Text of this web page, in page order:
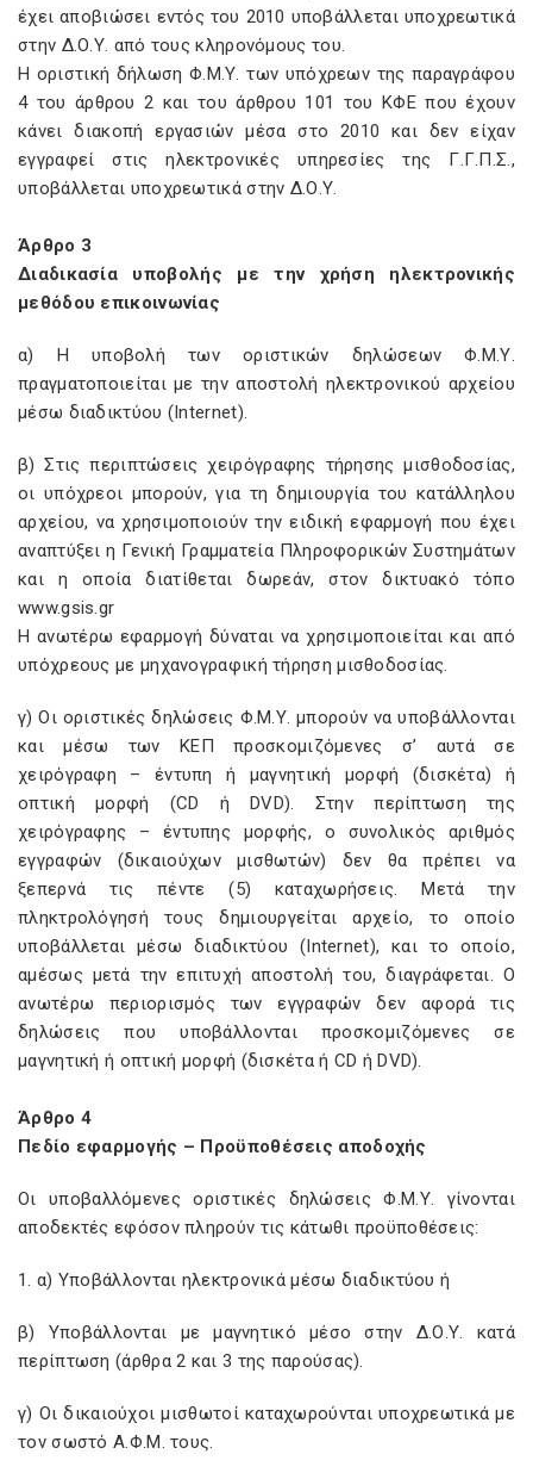
έχει αποβιώσει εντός του 2010 υποβάλλεται υποχρεωτικά
στην Δ.Ο.Υ. από τους κληρονόμους του.
Η οριστική δήλωση Φ.Μ.Υ. των υπόχρεων της παραγράφου
4 του άρθρου 2 και του άρθρου 101 του ΚΦΕ που έχουν
κάνει διακοπή εργασιών μέσα στο 2010 και δεν είχαν
εγγραφεί στις ηλεκτρονικές υπηρεσίες της Γ.Γ.Π.Σ.,
υποβάλλεται υποχρεωτικά στην Δ.Ο.Υ.
Άρθρο 3
Διαδικασία υποβολής με την χρήση ηλεκτρονικής
μεθόδου επικοινωνίας
α) Η υποβολή των οριστικών δηλώσεων Φ.Μ.Υ.
πραγματοποιείται με την αποστολή ηλεκτρονικού αρχείου
μέσω διαδικτύου (Internet).
β) Στις περιπτώσεις χειρόγραφης τήρησης μισθοδοσίας,
οι υπόχρεοι μπορούν, για τη δημιουργία του κατάλληλου
αρχείου, να χρησιμοποιούν την ειδική εφαρμογή που έχει
αναπτύξει η Γενική Γραμματεία Πληροφορικών Συστημάτων
και η οποία διατίθεται δωρεάν, στον δικτυακό τόπο
www.gsis.gr
Η ανωτέρω εφαρμογή δύναται να χρησιμοποιείται και από
υπόχρεους με μηχανογραφική τήρηση μισθοδοσίας.
γ) Οι οριστικές δηλώσεις Φ.Μ.Υ. μπορούν να υποβάλλονται
και μέσω των ΚΕΠ προσκομιζόμενες σ’ αυτά σε
χειρόγραφη – έντυπη ή μαγνητική μορφή (δισκέτα) ή
οπτική μορφή (CD ή DVD). Στην περίπτωση της
χειρόγραφης – έντυπης μορφής, ο συνολικός αριθμός
εγγραφών (δικαιούχων μισθωτών) δεν θα πρέπει να
ξεπερνά τις πέντε (5) καταχωρήσεις. Μετά την
πληκτρολόγησή τους δημιουργείται αρχείο, το οποίο
υποβάλλεται μέσω διαδικτύου (Internet), και το οποίο,
αμέσως μετά την επιτυχή αποστολή του, διαγράφεται. Ο
ανωτέρω περιορισμός των εγγραφών δεν αφορά τις
δηλώσεις που υποβάλλονται προσκομιζόμενες σε
μαγνητική ή οπτική μορφή (δισκέτα ή CD ή DVD).
Άρθρο 4
Πεδίο εφαρμογής – Προϋποθέσεις αποδοχής
Οι υποβαλλόμενες οριστικές δηλώσεις Φ.Μ.Υ. γίνονται
αποδεκτές εφόσον πληρούν τις κάτωθι προϋποθέσεις:
1. α) Υποβάλλονται ηλεκτρονικά μέσω διαδικτύου ή
β) Υποβάλλονται με μαγνητικό μέσο στην Δ.Ο.Υ. κατά
περίπτωση (άρθρα 2 και 3 της παρούσας).
γ) Οι δικαιούχοι μισθωτοί καταχωρούνται υποχρεωτικά με
τον σωστό Α.Φ.Μ. τους.